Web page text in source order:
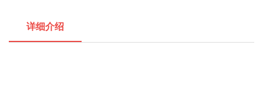
详细介绍